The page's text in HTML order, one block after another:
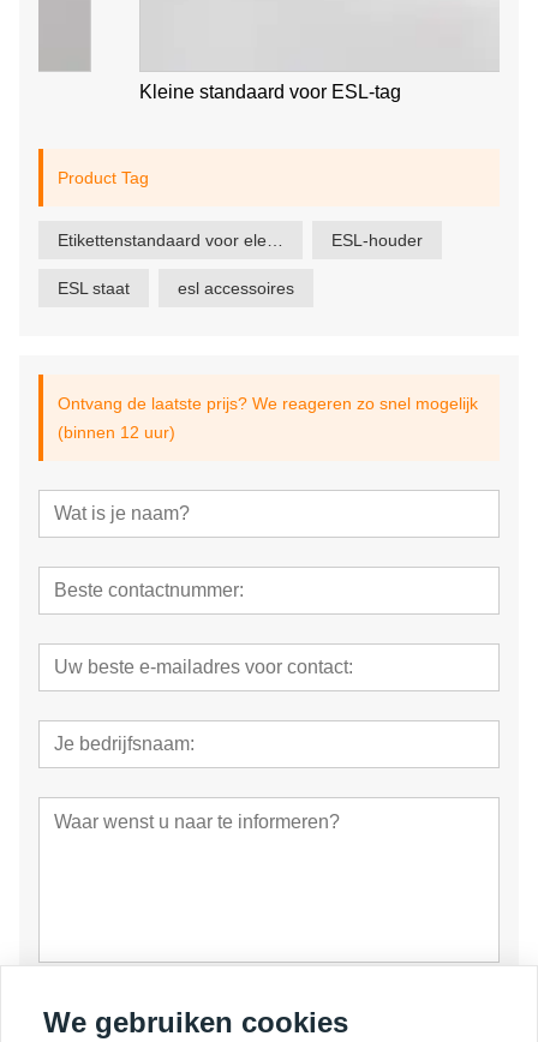
Kleine standaard voor ESL-tag
Product Tag
ESL-houder
ESL staat esl accessoires
Ontvang de laatste prijs? We reageren zo snel mogelijk
(binnen 12 uur)
voorleggen
We gebruiken cookies